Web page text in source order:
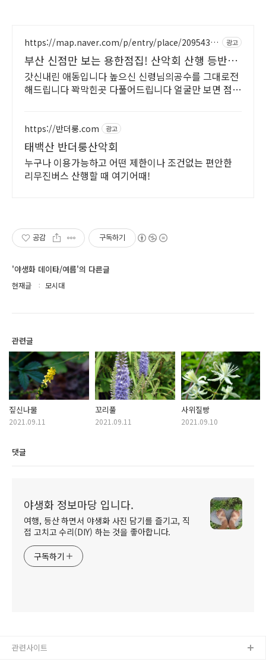
https://map.naver.com/p/entry/place/20954329
광고
부산 신점만 보는 용한점집! 산악회 산행 등반
정상등정
갓신내린 애동입니다 높으신 신령님의공수를 그대로전
해드립니다 꽉막힌곳 다풀어드립니다 얼굴만 보면 점사
https://반더룽.com 광고
태백산 반더룽산악회
누구나 이용가능하고 어떤 제한이나 조건없는 편안한
리무진버스 산행할 때 여기어때!
공감 구독하기
'야생화 데이타/여름'의 다른글
현재글 모시대
관련글
짚신나물
2021.09.11
꼬리풀
2021.09.11
사위질빵
2021.09.10
댓글
야생화 정보마당 입니다.
여행, 등산 하면서 야생화 사진 담기를 즐기고, 직
접 고치고 수리(DIY) 하는 것을 좋아합니다.
구독하기
관련사이트